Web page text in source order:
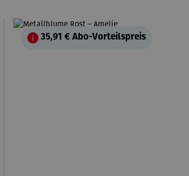
35,91 € Abo-Vorteilspreis